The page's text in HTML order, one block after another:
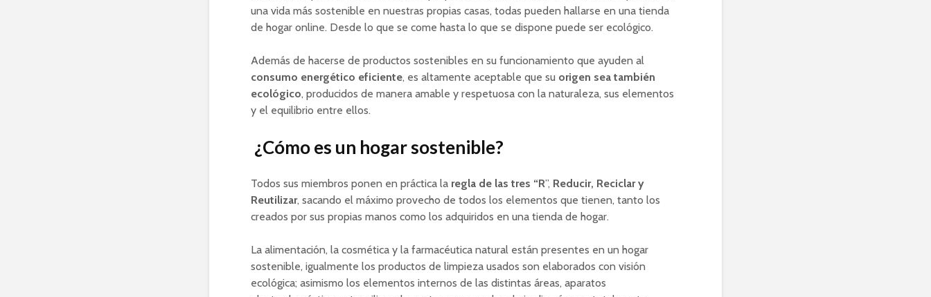
una vida más sostenible en nuestras propias casas, todas pueden hallarse en una tienda
de hogar online. Desde lo que se come hasta lo que se dispone puede ser ecológico.
Además de hacerse de productos sostenibles en su funcionamiento que ayuden al
consumo energético eficiente, es altamente aceptable que su origen sea también
ecológico, producidos de manera amable y respetuosa con la naturaleza, sus elementos
y el equilibrio entre ellos.
¿Cómo es un hogar sostenible?
Todos sus miembros ponen en práctica la regla de las tres “R”, Reducir, Reciclar y
Reutilizar, sacando el máximo provecho de todos los elementos que tienen, tanto los
creados por sus propias manos como los adquiridos en una tienda de hogar.
La alimentación, la cosmética y la farmacéutica natural están presentes en un hogar
sostenible, igualmente los productos de limpieza usados son elaborados con visión
ecológica; asimismo los elementos internos de las distintas áreas, aparatos